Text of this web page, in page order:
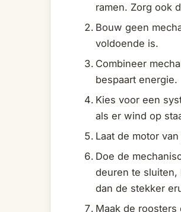
ramen. Zorg ook
Bouw geen
voldoende is.
Combineer
bespaart energie.
Kies voor een
als er wind op
Laat de motor
Doe de
deuren te sluiten,
dan de stekker
Maak de